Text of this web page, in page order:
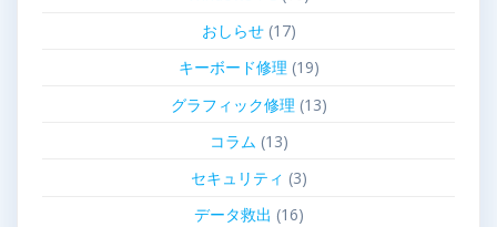
おしらせ(17)
キーボード修理 (19)
グラフィック修理 (13)
コラム (13)
セキュリティ (3)
データ救出 (16)